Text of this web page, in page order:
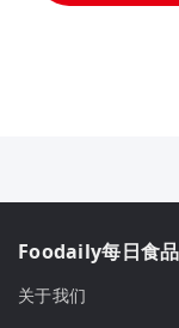
Foodaily每日食品
关于我们